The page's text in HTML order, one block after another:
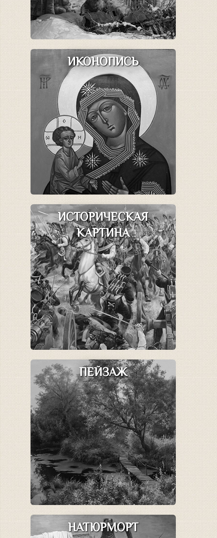
ИКОНОПИСЬ
ИСТОРИЧЕСКАЯ
КАРТИНА
ПЕЙЗАЖ
НАТЮРМОРТ